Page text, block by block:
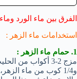
الفرق بين ماء الورد
استخدامات ماء الزهر :
1. حمام ماء الزهر :
و1/4 كوب من ماء